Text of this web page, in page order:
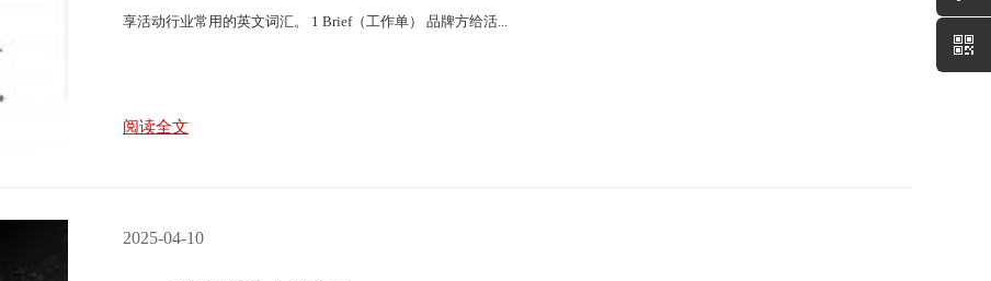
享活动行业常用的英文词汇。 1 Brief（工作单） 品牌方给活...
阅读全文
2025-04-10